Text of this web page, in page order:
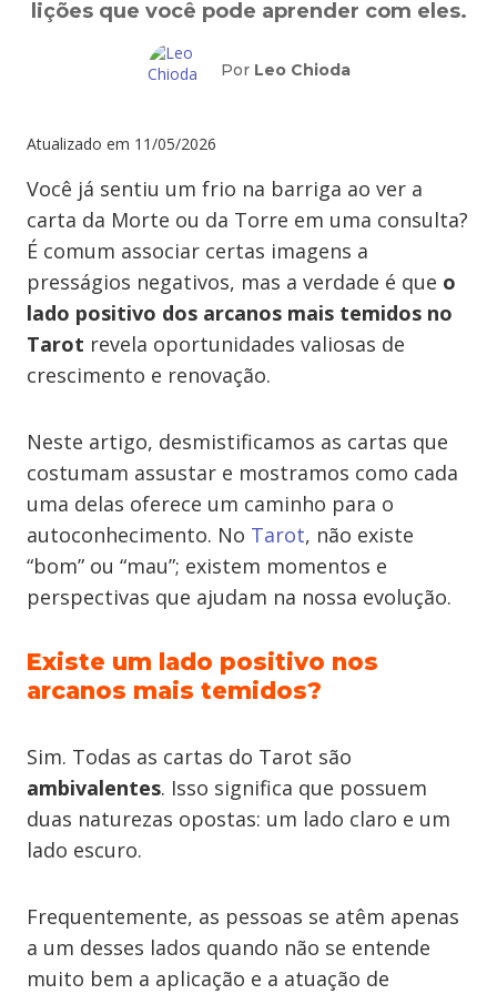
lições que você pode aprender com eles.
Por Leo Chioda
Atualizado em 11/05/2026
Você já sentiu um frio na barriga ao ver a
carta da Morte ou da Torre em uma consulta?
É comum associar certas imagens a
presságios negativos, mas a verdade é que o
lado positivo dos arcanos mais temidos no
Tarot revela oportunidades valiosas de
crescimento e renovação.
Neste artigo, desmistificamos as cartas que
costumam assustar e mostramos como cada
uma delas oferece um caminho para o
autoconhecimento. No Tarot, não existe
“bom” ou “mau”; existem momentos e
perspectivas que ajudam na nossa evolução.
Existe um lado positivo nos
arcanos mais temidos?
Sim. Todas as cartas do Tarot são
ambivalentes. Isso significa que possuem
duas naturezas opostas: um lado claro e um
lado escuro.
Frequentemente, as pessoas se atêm apenas
a um desses lados quando não se entende
muito bem a aplicação e a atuação de